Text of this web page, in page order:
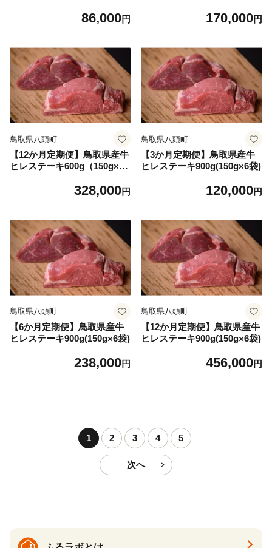
86,000円 170,000円
鳥取県八頭町
【12か月定期便】鳥取県産牛
ヒレステーキ600g（150g×4
328,000円
鳥取県八頭町
【3か月定期便】鳥取県産牛
ヒレステーキ900g(150g×6袋)
120,000円
鳥取県八頭町
【6か月定期便】鳥取県産牛
ヒレステーキ900g(150g×6袋)
238,000円
鳥取県八頭町
【12か月定期便】鳥取県産牛
ヒレステーキ900g(150g×6袋)
456,000円
1 2 3 4 5
次へ